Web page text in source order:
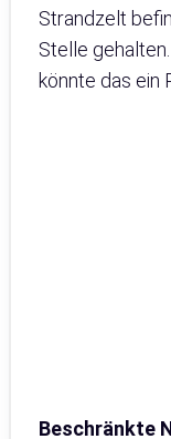
Strandzelt
Stelle
könnte das ein
Beschränkte